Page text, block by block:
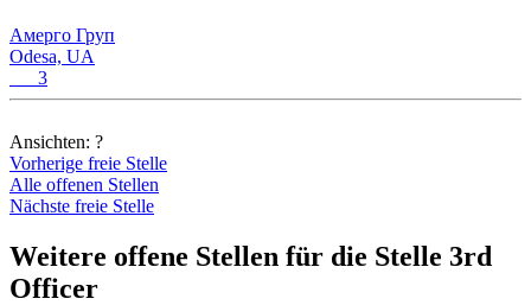
Амерго Груп
Odesa, UA
3
Ansichten: ?
Vorherige freie Stelle
Alle offenen Stellen
Nächste freie Stelle
Weitere offene Stellen für die Stelle 3rd
Officer